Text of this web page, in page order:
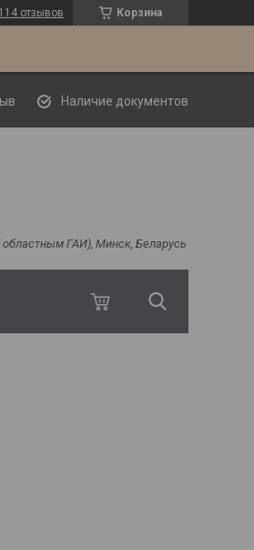
Корзина
114 отзывов
Наличие документов
ГАИ), Минск, Беларусь